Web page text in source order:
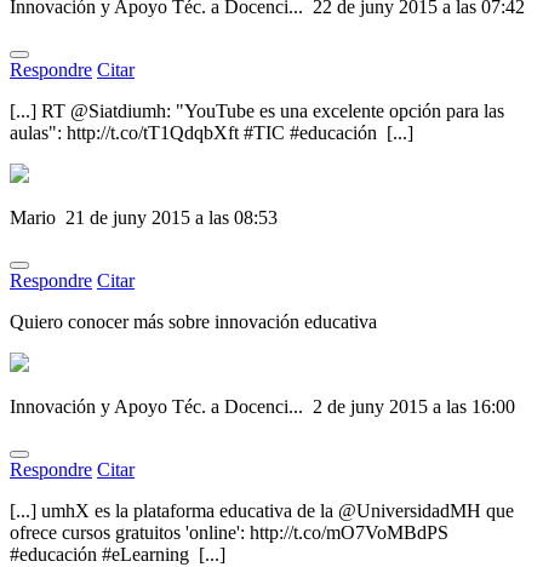
Innovación y Apoyo Téc. a Docenci... 22 de juny 2015 a las 07:42
Respondre Citar
[...] RT @Siatdiumh: "YouTube es una excelente opción para las
aulas": http://t.co/tT1QdqbXft #TIC #educación [...]
Mario 21 de juny 2015 a las 08:53
Respondre Citar
Quiero conocer más sobre innovación educativa
Innovación y Apoyo Téc. a Docenci... 2 de juny 2015 a las 16:00
Respondre Citar
[...] umhX es la plataforma educativa de la @UniversidadMH que
ofrece cursos gratuitos 'online': http://t.co/mO7VoMBdPS
#educación #eLearning [...]